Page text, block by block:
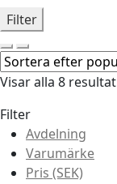
Filter
Visar alla 8 resultat
Filter
Avdelning
Varumärke
Pris (SEK)